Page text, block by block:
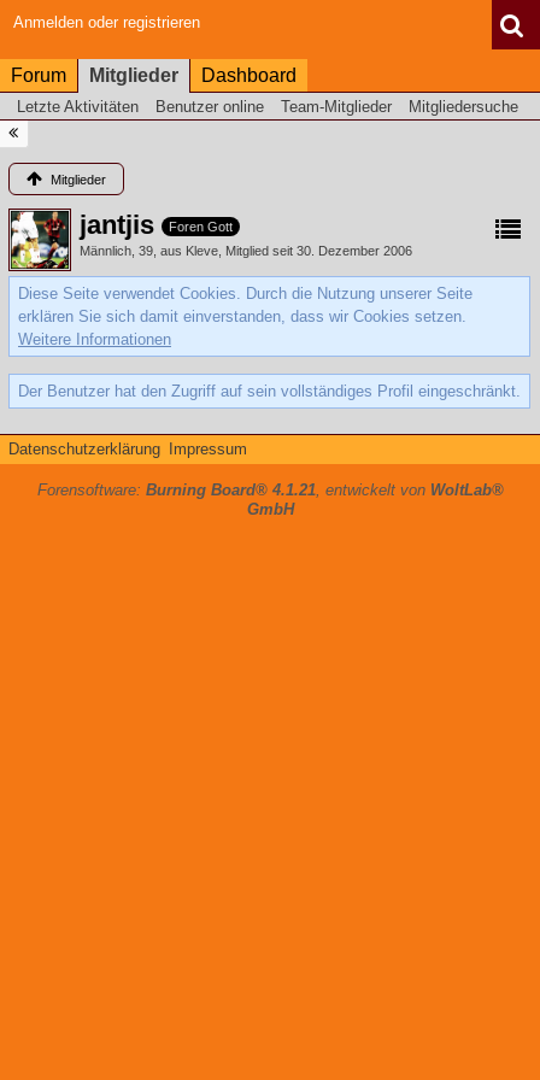
Anmelden oder registrieren
Forum Mitglieder Dashboard
Letzte Aktivitäten Benutzer online Team-Mitglieder Mitgliedersuche
Mitglieder
jantjis
Foren Gott
Männlich 39 aus Kleve Mitglied seit 30. Dezember 2006
Diese Seite verwendet Cookies. Durch die Nutzung unserer Seite
erklären Sie sich damit einverstanden, dass wir Cookies setzen.
Weitere Informationen
Der Benutzer hat den Zugriff auf sein vollständiges Profil eingeschränkt.
Datenschutzerklärung Impressum
Forensoftware: Burning Board® 4.1.21, entwickelt von WoltLab®
GmbH